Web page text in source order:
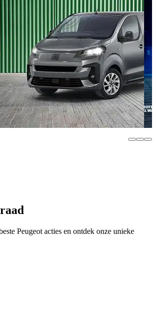
Peugeot acties en ontdek onze unieke